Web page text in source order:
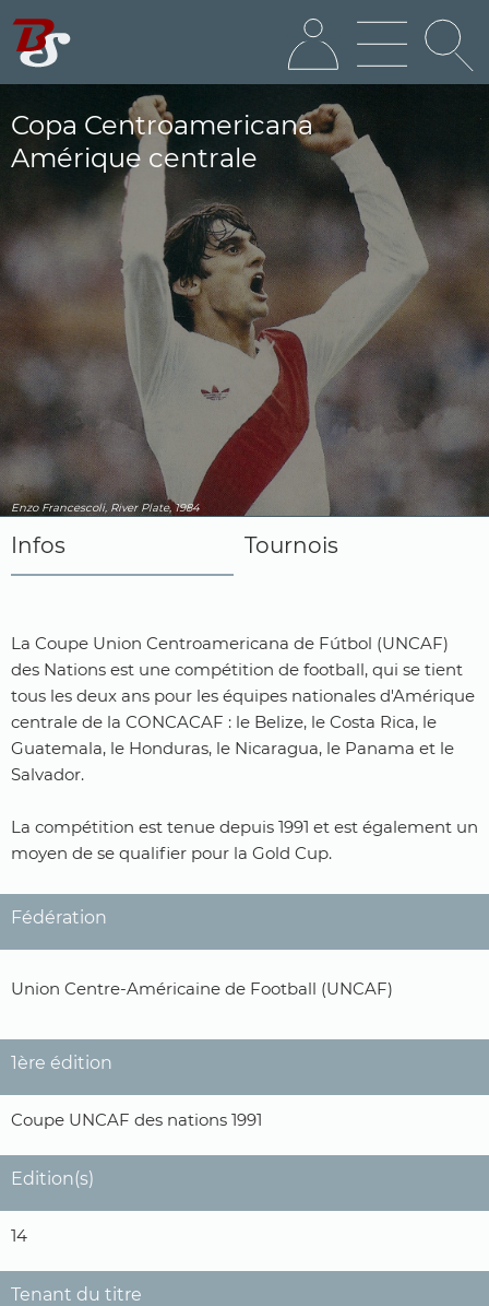
Copa Centroamericana
Amérique centrale
Enzo Francescoli, River Plate, 1984
Infos Tournois
La Coupe Union Centroamericana de Fútbol (UNCAF)
des Nations est une compétition de football, qui se tient
tous les deux ans pour les équipes nationales d'Amérique
centrale de la CONCACAF : le Belize, le Costa Rica, le
Guatemala, le Honduras, le Nicaragua, le Panama et le
Salvador.
La compétition est tenue depuis 1991 et est également un
moyen de se qualifier pour la Gold Cup.
Fédération
Union Centre-Américaine de Football (UNCAF)
1ère édition
Coupe UNCAF des nations 1991
Edition(s)
14
Tenant du titre